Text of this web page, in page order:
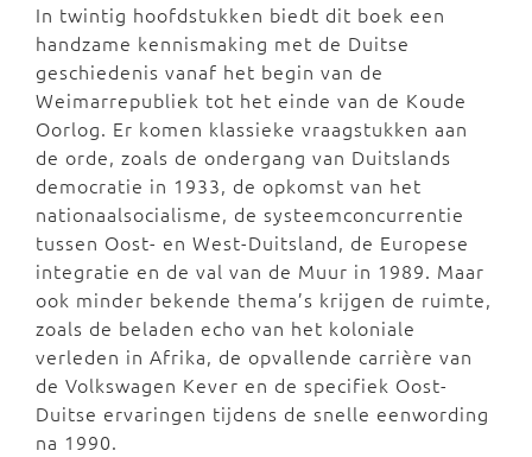
In twintig hoofdstukken biedt dit boek een
handzame kennismaking met de Duitse
geschiedenis vanaf het begin van de
Weimarrepubliek tot het einde van de Koude
Oorlog. Er komen klassieke vraagstukken aan
de orde, zoals de ondergang van Duitslands
democratie in 1933, de opkomst van het
nationaalsocialisme, de systeemconcurrentie
tussen Oost- en West-Duitsland, de Europese
integratie en de val van de Muur in 1989. Maar
ook minder bekende thema’s krijgen de ruimte,
zoals de beladen echo van het koloniale
verleden in Afrika, de opvallende carrière van
de Volkswagen Kever en de specifiek Oost-
Duitse ervaringen tijdens de snelle eenwording
na 1990.